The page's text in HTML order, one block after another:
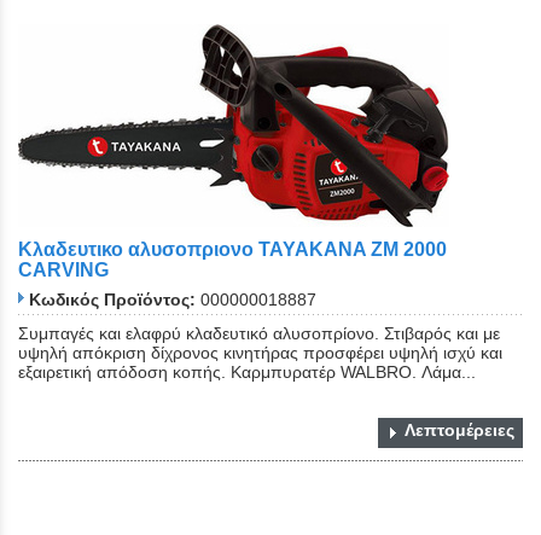
Κλαδευτικο αλυσοπριονο TAYAKANA ZM 2000
CARVING
Κωδικός Προϊόντος: 000000018887
Συμπαγές και ελαφρύ κλαδευτικό αλυσοπρίονο. Στιβαρός και με
υψηλή απόκριση δίχρονος κινητήρας προσφέρει υψηλή ισχύ και
εξαιρετική απόδοση κοπής. Καρμπυρατέρ WALBRO. Λάμα...
Λεπτομέρειες